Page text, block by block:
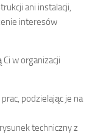
ani instalacji,
interesów
w organizacji
podzielając je na
techniczny z